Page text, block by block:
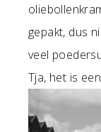
gepakt, dus
veel
Tja, het is